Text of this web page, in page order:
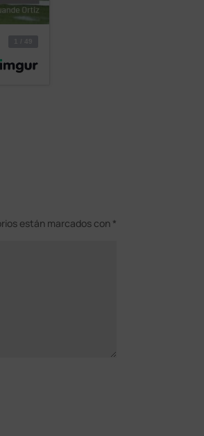
están marcados con *